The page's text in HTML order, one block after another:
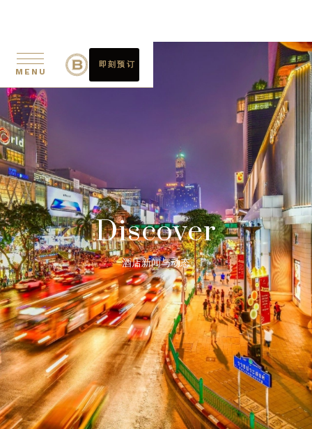
MENU
即刻预订
Discover
酒店新闻与动态